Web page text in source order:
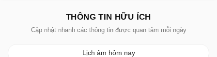
THÔNG TIN HỮU ÍCH
Cập nhật nhanh các thông tin được quan tâm mỗi ngày
Lịch âm hôm nay